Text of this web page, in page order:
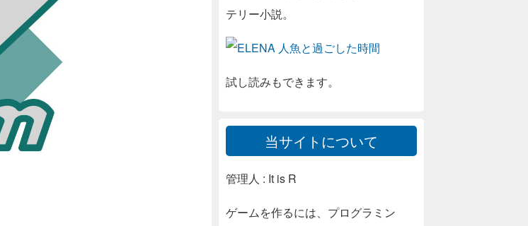
テリー小説。
試し読みもできます。
当サイトについて
管理人 : It is R
ゲームを作るには、プログラミン